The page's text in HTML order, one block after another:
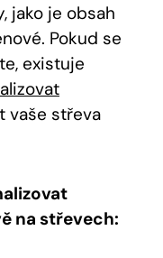
jako je obsah
Pokud se
existuje
vaše střeva
na střevech: